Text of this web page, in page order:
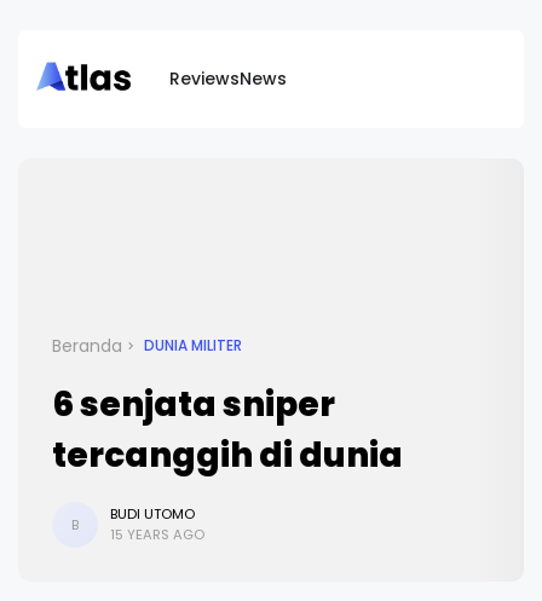
ReviewsNews
Beranda DUNIA MILITER
6 senjata sniper
tercanggih di dunia
B
BUDI UTOMO
15 YEARS AGO